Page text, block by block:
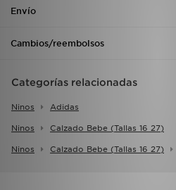
Envío
Cambios/reembolsos
Categorías relacionadas
Ninos Adidas
Ninos Calzado Bebe (tallas 16 27)
Ninos Calzado Bebe (tallas 16 27)